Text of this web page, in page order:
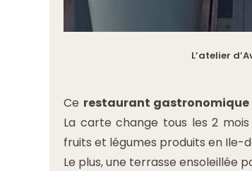
L’atelier
Ce restaurant gastronomique
La carte change tous les 2
fruits et légumes produits en Ile-
Le plus, une terrasse ensoleillée